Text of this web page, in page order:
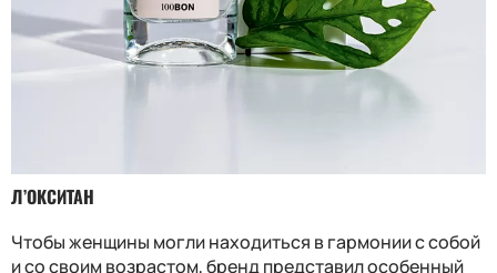
Л’ОКСИТАН
Чтобы женщины могли находиться в гармонии с собой
и со своим возрастом, бренд представил особенный